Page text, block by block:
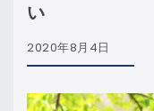
い
2020年8月4日